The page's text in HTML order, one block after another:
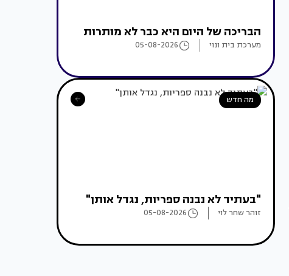
הבריכה של היום היא כבר לא מותרות
מערכת בית ונוי 05-08-2026
מה חדש
"בעתיד לא נבנה ספריות, נגדל אותן"
זוהר שחר לוי 05-08-2026